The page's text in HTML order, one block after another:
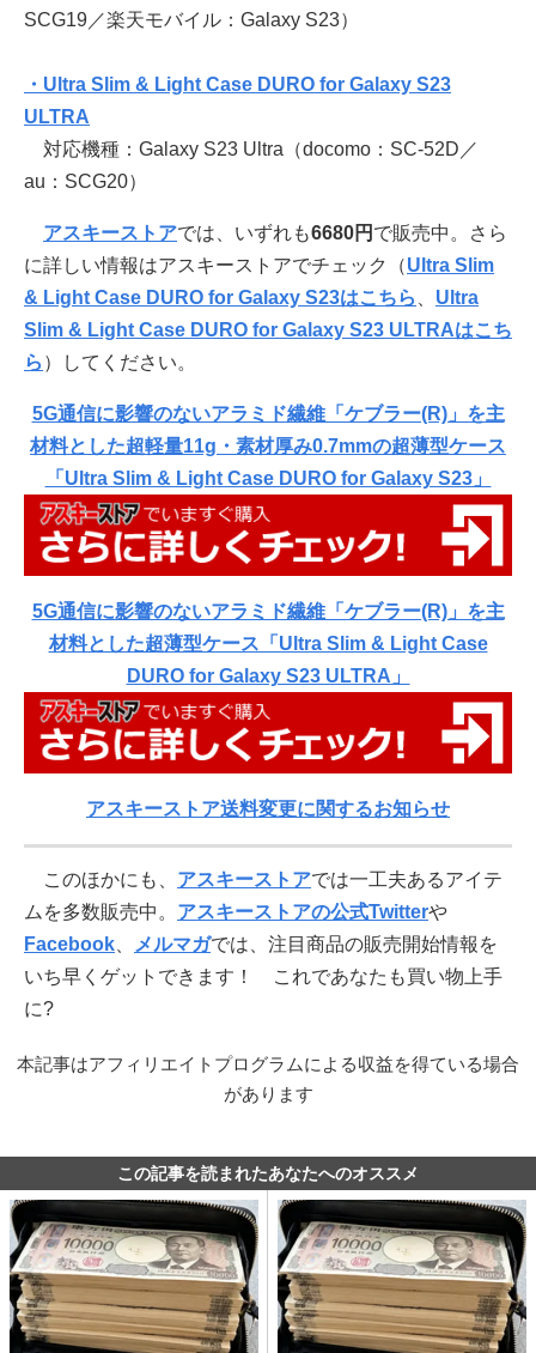
SCG19／楽天モバイル：Galaxy S23）
・Ultra Slim & Light Case DURO for Galaxy S23
ULTRA
対応機種：Galaxy S23 Ultra（docomo：SC-52D／
au：SCG20）
アスキーストアでは、いずれも6680円 で販売中。さら
に詳しい情報はアスキーストアでチェック（Ultra Slim
& Light Case DURO for Galaxy S23はこちら
Ultra
Slim & Light Case DURO for Galaxy S23 ULTRAはこち
ら ）してください。
5G通信に影響のないアラミド繊維「ケブラー(R)」を主
材料とした超軽量11g・素材厚み0.7mmの超薄型ケース
「Ultra Slim & Light Case DURO for Galaxy S23」
5G通信に影響のないアラミド繊維「ケブラー(R)」を主
材料とした超薄型ケース「Ultra Slim & Light Case
DURO for Galaxy S23 ULTRA」
アスキーストア送料変更に関するお知らせ
このほかにも、 アスキーストアでは一工夫あるアイテ
ムを多数販売中。 アスキーストアの公式Twitterや
Facebook
メルマガでは、注目商品の販売開始情報を
いち早くゲットできます！ これであなたも買い物上手
に?
本記事はアフィリエイトプログラムによる収益を得ている場合
があります
この記事を読まれたあなたへのオススメ